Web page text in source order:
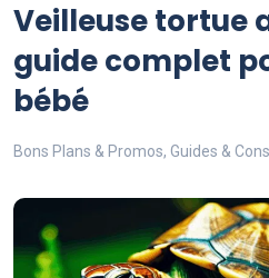
Veilleuse tortue
guide complet
bébé
Bons Plans & Promos, Guides &